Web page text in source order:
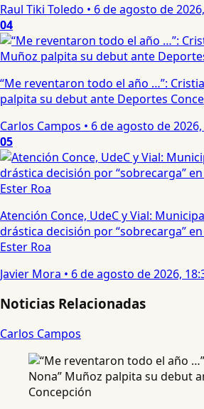
Raul Tiki Toledo • 6 de agosto de
04
“Me reventaron todo el año …”:
palpita su debut ante Deportes
Carlos Campos • 6 de agosto de
05
Atención Conce, UdeC y Vial:
drástica decisión por “sobrecarga”
Ester Roa
Javier Mora • 6 de agosto de 2026,
Noticias Relacionadas
Carlos Campos